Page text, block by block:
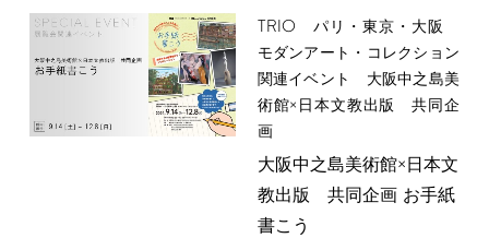
TRIO パリ・東京・大阪
モダンアート・コレクション
関連イベント 大阪中之島美
術館×日本文教出版 共同企
画
大阪中之島美術館×日本文
教出版 共同企画 お手紙
書こう